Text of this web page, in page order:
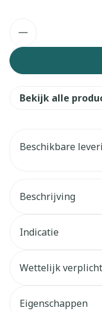
Bekijk alle
Beschikbare
Beschrijving
Indicatie
Wettelijk
Eigenschappen